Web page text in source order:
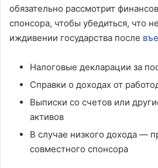
обязательно рассмотрит
спонсора, чтобы убедиться, что
иждивении государства после
Налоговые декларации за
Справки о доходах от
Выписки со счетов или
активов
В случае низкого дохода —
совместного спонсора